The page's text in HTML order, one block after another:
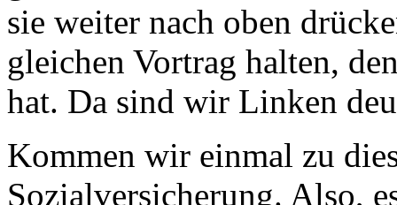
sie weiter nach oben
gleichen Vortrag halten,
hat. Da sind wir Linken
Kommen wir einmal zu
Sozialversicherung. Also,